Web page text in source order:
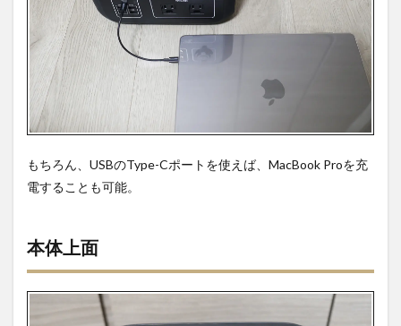
もちろん、USBのType-Cポートを使えば、MacBook Proを充
電することも可能。
本体上面